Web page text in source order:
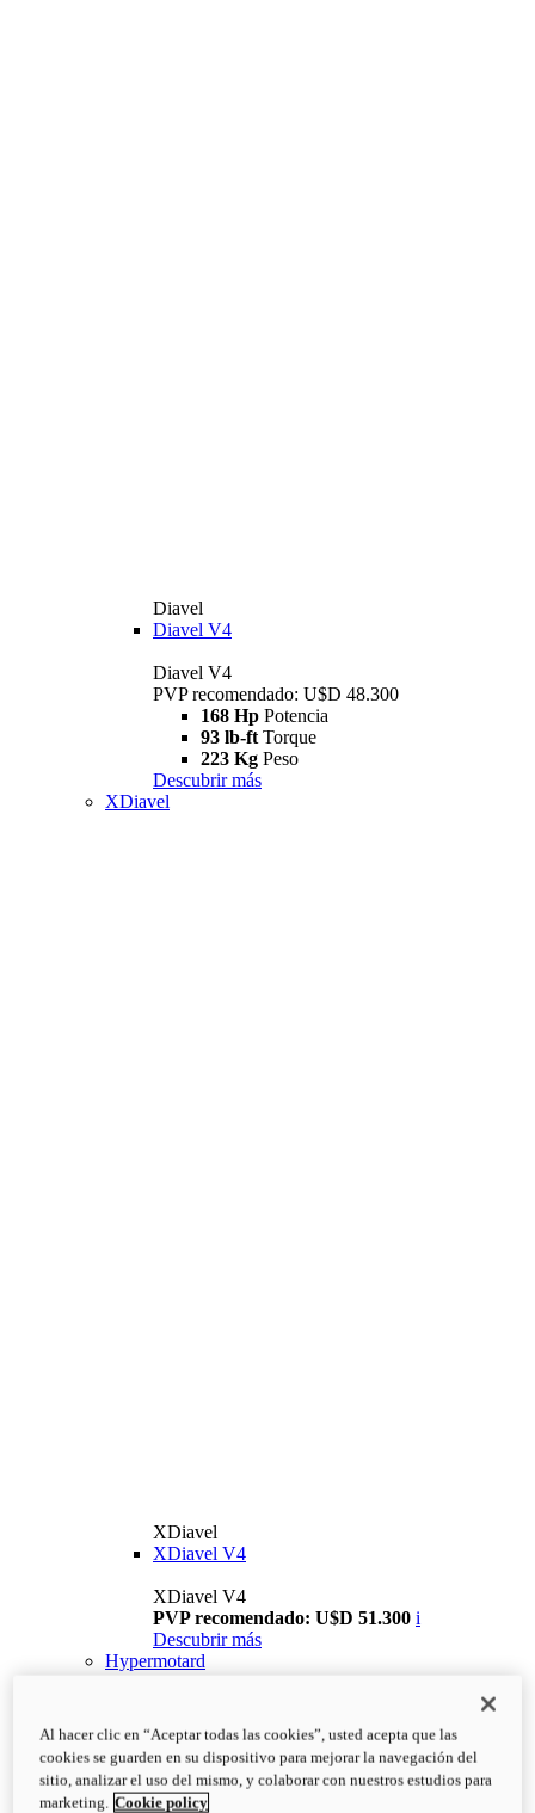
Diavel
Diavel V4
Diavel V4
PVP recomendado: U$D 48.300
168 Hp Potencia
93 lb-ft Torque
223 Kg Peso
Descubrir más
XDiavel
XDiavel
XDiavel V4
XDiavel V4
PVP recomendado: U$D 51.300 i
Descubrir más
Hypermotard
Al hacer clic en “Aceptar todas las cookies”, usted acepta que las
cookies se guarden en su dispositivo para mejorar la navegación del
sitio, analizar el uso del mismo, y colaborar con nuestros estudios para
marketing. Cookie policy